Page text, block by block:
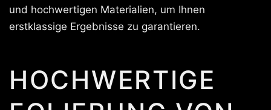
und hochwertigen Materialien, um Ihnen
erstklassige Ergebnisse zu garantieren.
HOCHWERTIGE